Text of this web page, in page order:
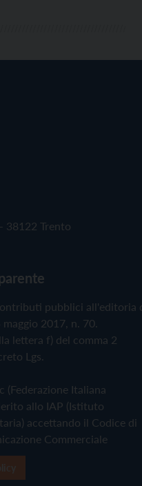
38122 Trento
pubblici all'editoria
2017, n. 70.
lettera f) del comma 2
Lgs.
(Federazione Italiana
allo IAP (Istituto
accettando il Codice di
Commerciale